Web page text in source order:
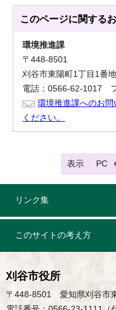
このページに関する
環境推進課
〒448-8501
刈谷市東陽町1丁目1番地
電話：0566-62-1017
環境推進課へのお
ください。
表示 PC
リンク集
このサイトの考え方
刈谷市役所
〒448-8501 愛知県刈谷市